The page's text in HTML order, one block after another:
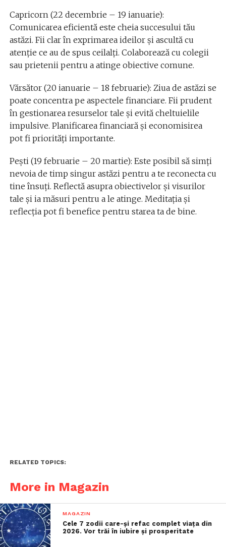
Capricorn (22 decembrie – 19 ianuarie):
Comunicarea eficientă este cheia succesului tău
astăzi. Fii clar în exprimarea ideilor și ascultă cu
atenție ce au de spus ceilalți. Colaborează cu colegii
sau prietenii pentru a atinge obiective comune.
Vărsător (20 ianuarie – 18 februarie): Ziua de astăzi se
poate concentra pe aspectele financiare. Fii prudent
în gestionarea resurselor tale și evită cheltuielile
impulsive. Planificarea financiară și economisirea
pot fi priorități importante.
Pești (19 februarie – 20 martie): Este posibil să simți
nevoia de timp singur astăzi pentru a te reconecta cu
tine însuți. Reflectă asupra obiectivelor și visurilor
tale și ia măsuri pentru a le atinge. Meditația și
reflecția pot fi benefice pentru starea ta de bine.
RELATED TOPICS:
More in Magazin
MAGAZIN
Cele 7 zodii care-și refac complet viața din
2026. Vor trăi în iubire și prosperitate